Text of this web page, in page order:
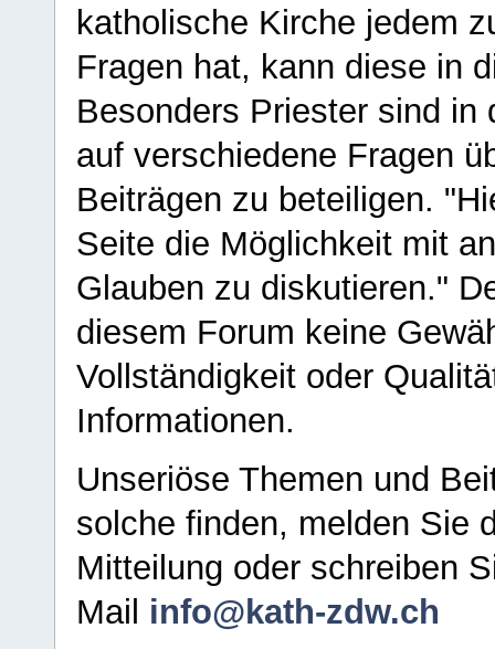
katholische Kirche jedem
Fragen hat, kann diese in
Besonders Priester sind in
auf verschiedene Fragen
Beiträgen zu beteiligen.
Seite die Möglichkeit mit
Glauben zu diskutieren."
diesem Forum keine
Vollständigkeit oder
Informationen.
Unseriöse Themen und
solche finden, melden Sie
Mitteilung oder schreiben
Mail info@kath-zdw.ch